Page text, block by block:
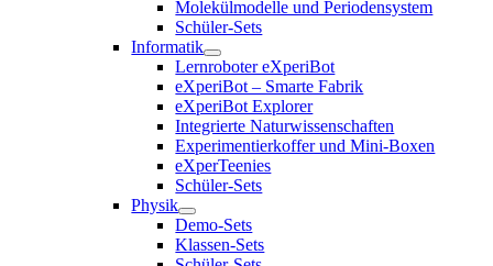
Molekülmodelle und Periodensystem
Schüler-Sets
Informatik
Lernroboter eXperiBot
eXperiBot – Smarte Fabrik
eXperiBot Explorer
Integrierte Naturwissenschaften
Experimentierkoffer und Mini-Boxen
eXperTeenies
Schüler-Sets
Physik
Demo-Sets
Klassen-Sets